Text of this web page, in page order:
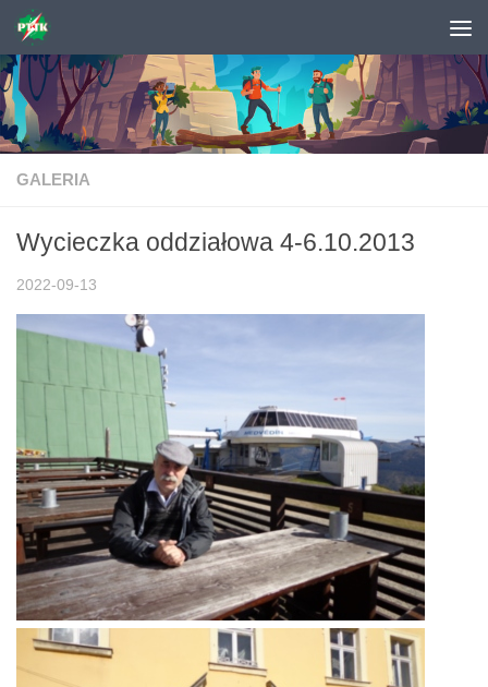
Skip to content
GALERIA
Wycieczka oddziałowa 4-6.10.2013
2022-09-13